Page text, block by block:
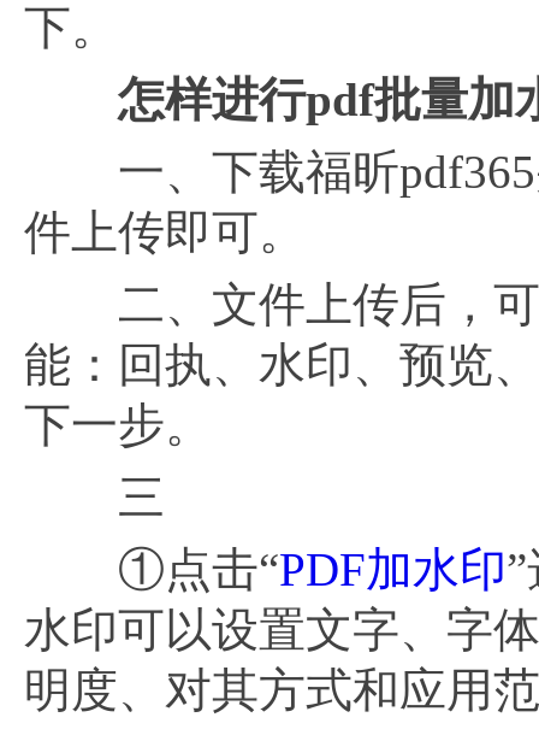
下。
怎样进行pdf批量加
一、下载福昕pdf365
件上传即可。
二、文件上传后，可
能：回执、水印、预览
下一步。
三
①点击“PDF加水印
水印可以设置文字、字
明度、对其方式和应用